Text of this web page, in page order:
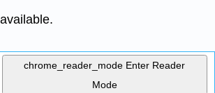
chrome_reader_mode Enter Reader
Mode